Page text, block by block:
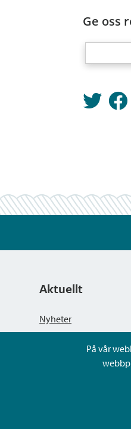
Ge oss
På vår
Aktuellt
Nyheter
Kungörelser